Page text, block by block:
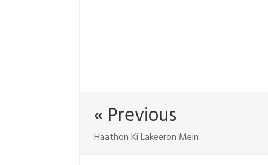
« Previous
Haathon Ki Lakeeron Mein